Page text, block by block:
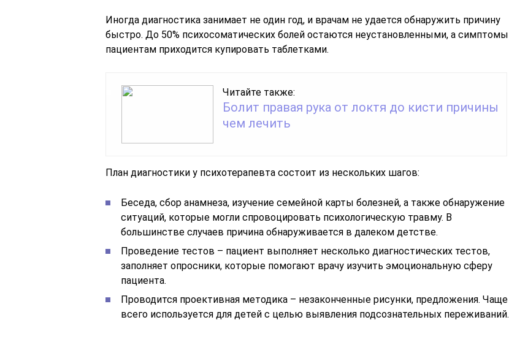
Иногда диагностика занимает не один год, и врачам не удается обнаружить причину
быстро. До 50% психосоматических болей остаются неустановленными, а симптомы
пациентам приходится купировать таблетками.
Читайте также:
Болит правая рука от локтя до кисти причины
чем лечить
План диагностики у психотерапевта состоит из нескольких шагов:
Беседа, сбор анамнеза, изучение семейной карты болезней, а также обнаружение
ситуаций, которые могли спровоцировать психологическую травму. В
большинстве случаев причина обнаруживается в далеком детстве.
Проведение тестов – пациент выполняет несколько диагностических тестов,
заполняет опросники, которые помогают врачу изучить эмоциональную сферу
пациента.
Проводится проективная методика – незаконченные рисунки, предложения. Чаще
всего используется для детей с целью выявления подсознательных переживаний.